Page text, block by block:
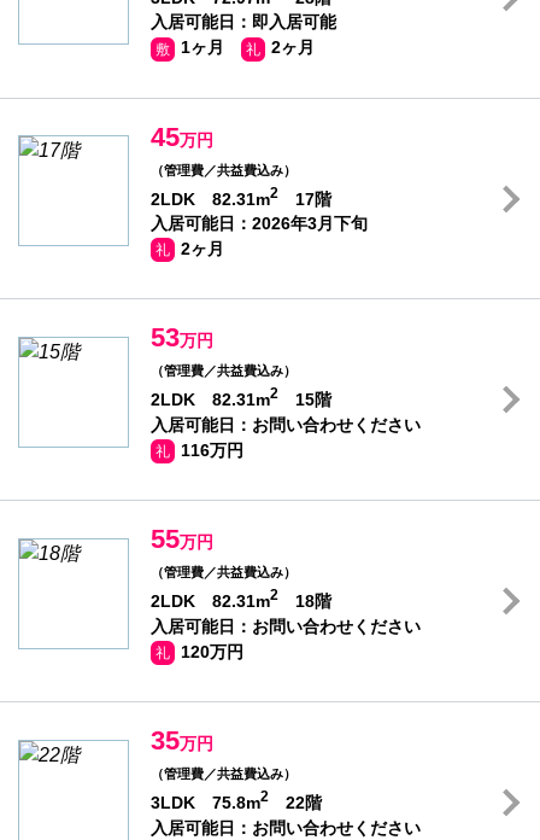
入居可能日：即入居可能
敷 1ヶ月 礼 2ヶ月
45万円
（管理費／共益費込み）
2LDK 82.31m2
17階
入居可能日：2026年3月下旬
礼 2ヶ月
53万円
（管理費／共益費込み）
2LDK 82.31m2
15階
入居可能日：お問い合わせください
礼 116万円
55万円
（管理費／共益費込み）
2LDK 82.31m2
18階
入居可能日：お問い合わせください
礼 120万円
35万円
（管理費／共益費込み）
3LDK 75.8m2
22階
入居可能日：お問い合わせください